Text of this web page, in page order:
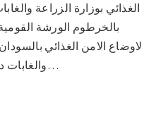
الغذائي بوزارة الزراعة
بالخرطوم الورشة
لاوضاع الامن الغذائي
والغابات د.ابوبكر عمر البشرى والممثل…